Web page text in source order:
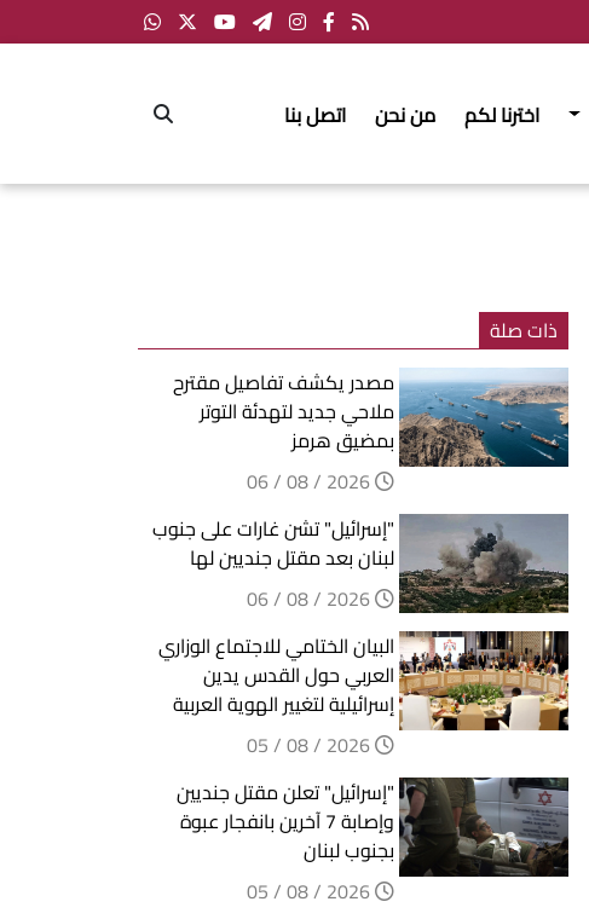
اخترنا لكم من نحن اتصل بنا
ذات صلة
مصدر يكشف تفاصيل مقترح
ملاحي جديد لتهدئة التوتر
بمضيق هرمز
"إسرائيل" تشن غارات على جنوب
لبنان بعد مقتل جنديين لها
البيان الختامي للاجتماع الوزاري
العربي حول القدس يدين
إسرائيلية لتغيير الهوية العربية
"إسرائيل" تعلن مقتل جنديين
وإصابة 7 آخرين بانفجار عبوة
بجنوب لبنان